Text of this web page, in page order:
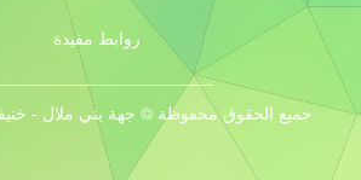
روابط مفيدة
جميع الحقوق محفوظة © جهة بني ملال - خنيفرة,